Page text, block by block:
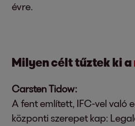
évre.
Milyen célt tűztek ki a
Carsten Tidow:
A fent említett, IFC-vel való
központi szerepet kap: